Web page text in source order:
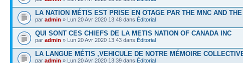
LA NATION MÉTIS EST PRISE EN OTAGE PAR THE MNC AND
par admin » Lun 20 Avr 2020 13:48 dans Éditorial
QUI SONT CES CHIEFS DE LA METIS NATION OF CANADA INC
par admin » Lun 20 Avr 2020 13:43 dans Éditorial
LA LANGUE MÉTIS ,VEHICULE DE NOTRE MÉMOIRE
par admin » Lun 20 Avr 2020 13:39 dans Éditorial